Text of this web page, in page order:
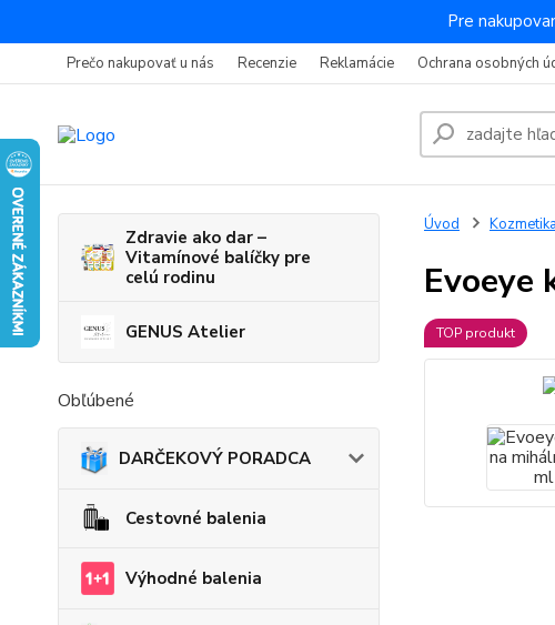
Pre
Prečo nakupovať u nás Recenzie Reklamácie Ochrana osobných
Zdravie ako dar –
Vitamínové balíčky pre
celú rodinu
GENUS Atelier
Obľúbené
DARČEKOVÝ PORADCA
Cestovné balenia
Výhodné balenia
Úvod Kozmetika
Evoeye
TOP produkt